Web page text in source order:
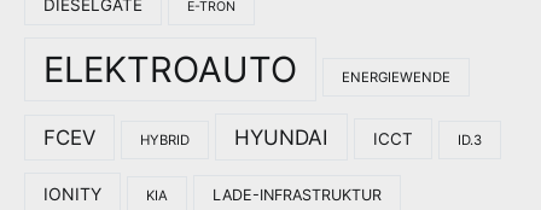
DIESELGATE E-TRON
ELEKTROAUTO ENERGIEWENDE
FCEV HYBRID HYUNDAI ICCT ID.3
IONITY KIA LADE-INFRASTRUKTUR